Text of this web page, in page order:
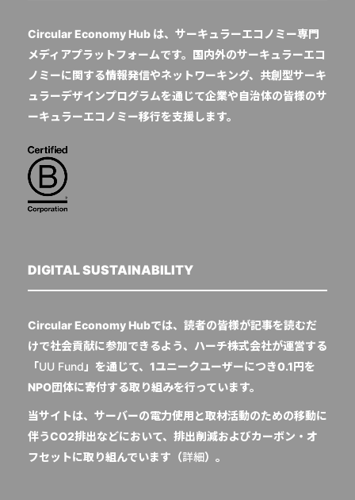
Circular Economy Hub は、サーキュラーエコノミー専門
メディアプラットフォームです。国内外のサーキュラーエコ
ノミーに関する情報発信やネットワーキング、共創型サーキ
ュラーデザインプログラムを通じて企業や自治体の皆様のサ
ーキュラーエコノミー移行を支援します。
DIGITAL SUSTAINABILITY
Circular Economy Hubでは、読者の皆様が記事を読むだ
けで社会貢献に参加できるよう、ハーチ株式会社が運営する
「UU Fund 」を通じて、1ユニークユーザーにつき0.1円を
NPO団体に寄付する取り組みを行っています。
当サイトは、サーバーの電力使用と取材活動のための移動に
伴うCO2排出などにおいて、排出削減およびカーボン・オ
フセットに取り組んでいます（詳細）。